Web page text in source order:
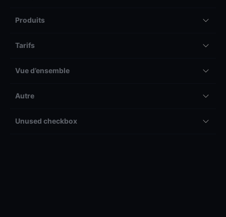
Produits
Tarifs
Vue d’ensemble
Autre
Unused checkbox